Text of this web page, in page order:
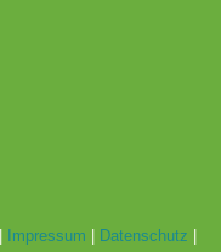
Impressum Datenschutz